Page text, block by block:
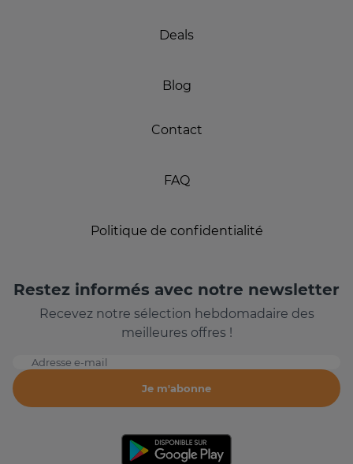
Deals
Blog
Contact
FAQ
Politique de confidentialité
Restez informés avec notre newsletter
Recevez notre sélection hebdomadaire des
meilleures offres !
Adresse e-mail
Je m'abonne